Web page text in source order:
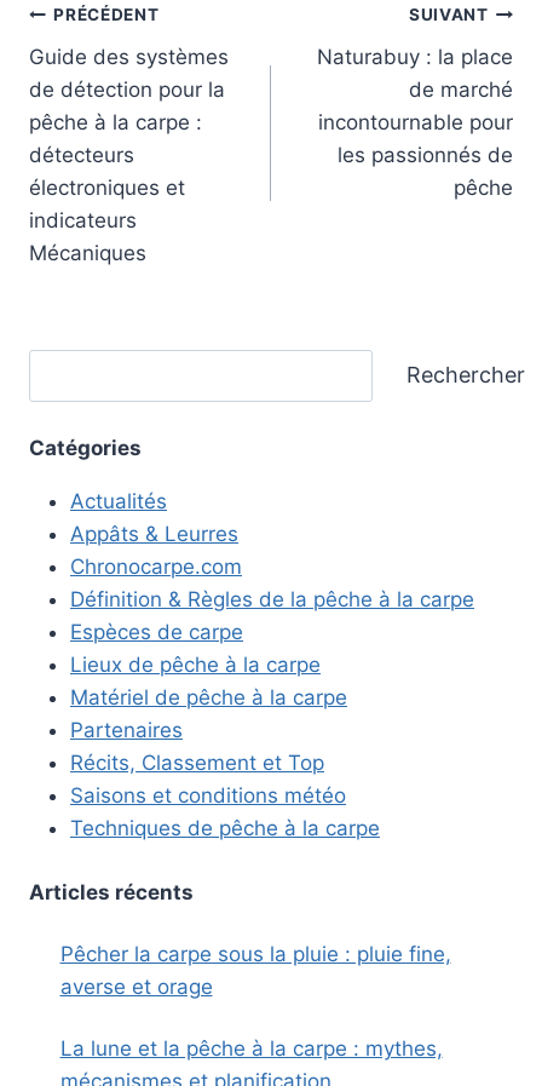
Navigation
de
l’article
PRÉCÉDENT
Guide des systèmes
de détection pour la
pêche à la carpe :
détecteurs
électroniques et
indicateurs
Mécaniques
SUIVANT
Naturabuy : la place
de marché
incontournable pour
les passionnés de
pêche
Rechercher
Catégories
Actualités
Appâts & Leurres
Chronocarpe.com
Définition & Règles de la pêche à la carpe
Espèces de carpe
Lieux de pêche à la carpe
Matériel de pêche à la carpe
Partenaires
Récits, Classement et Top
Saisons et conditions météo
Techniques de pêche à la carpe
Articles récents
Pêcher la carpe sous la pluie : pluie fine,
averse et orage
La lune et la pêche à la carpe : mythes,
mécanismes et planification